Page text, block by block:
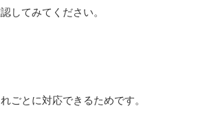
してみてください。
ごとに対応できるためです。